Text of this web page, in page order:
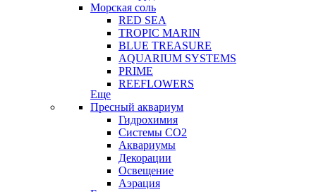
Морская соль
RED SEA
TROPIC MARIN
BLUE TREASURE
AQUARIUM SYSTEMS
PRIME
REEFLOWERS
Еще
Пресный аквариум
Гидрохимия
Системы СО2
Аквариумы
Декорации
Освещение
Аэрация